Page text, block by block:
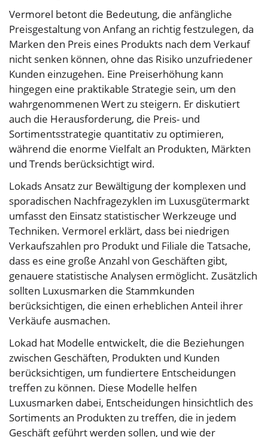
Vermorel betont die Bedeutung, die anfängliche
Preisgestaltung von Anfang an richtig festzulegen, da
Marken den Preis eines Produkts nach dem Verkauf
nicht senken können, ohne das Risiko unzufriedener
Kunden einzugehen. Eine Preiserhöhung kann
hingegen eine praktikable Strategie sein, um den
wahrgenommenen Wert zu steigern. Er diskutiert
auch die Herausforderung, die Preis- und
Sortimentsstrategie quantitativ zu optimieren,
während die enorme Vielfalt an Produkten, Märkten
und Trends berücksichtigt wird.
Lokads Ansatz zur Bewältigung der komplexen und
sporadischen Nachfragezyklen im Luxusgütermarkt
umfasst den Einsatz statistischer Werkzeuge und
Techniken. Vermorel erklärt, dass bei niedrigen
Verkaufszahlen pro Produkt und Filiale die Tatsache,
dass es eine große Anzahl von Geschäften gibt,
genauere statistische Analysen ermöglicht. Zusätzlich
sollten Luxusmarken die Stammkunden
berücksichtigen, die einen erheblichen Anteil ihrer
Verkäufe ausmachen.
Lokad hat Modelle entwickelt, die die Beziehungen
zwischen Geschäften, Produkten und Kunden
berücksichtigen, um fundiertere Entscheidungen
treffen zu können. Diese Modelle helfen
Luxusmarken dabei, Entscheidungen hinsichtlich des
Sortiments an Produkten zu treffen, die in jedem
Geschäft geführt werden sollen, und wie der